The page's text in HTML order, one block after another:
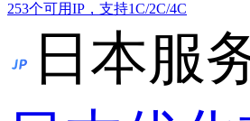
253个可用IP，支持1C/2C/4C
日本服